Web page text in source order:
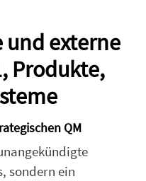
und externe
Produkte,
QM
sondern ein